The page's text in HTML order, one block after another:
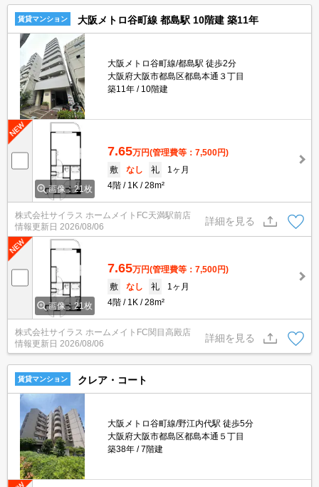
賃貸マンション 大阪メトロ谷町線 都島駅 10階建 築11年
大阪メトロ谷町線/都島駅 徒歩2分
大阪府大阪市都島区都島本通３丁目
築11年
10階建
画像：21枚
7.65万円(管理費等：7,500円)
敷
なし 礼
1ヶ月
4階
1K 28m²
株式会社サイラス ホームメイトFC天満駅前店
情報更新日 2026/08/06
詳細を見る
画像：21枚
7.65万円(管理費等：7,500円)
敷
なし 礼
1ヶ月
4階
1K 28m²
株式会社サイラス ホームメイトFC関目高殿店
情報更新日 2026/08/06
詳細を見る
賃貸マンション クレア・コート
大阪メトロ谷町線/野江内代駅 徒歩5分
大阪府大阪市都島区都島本通５丁目
築38年
7階建